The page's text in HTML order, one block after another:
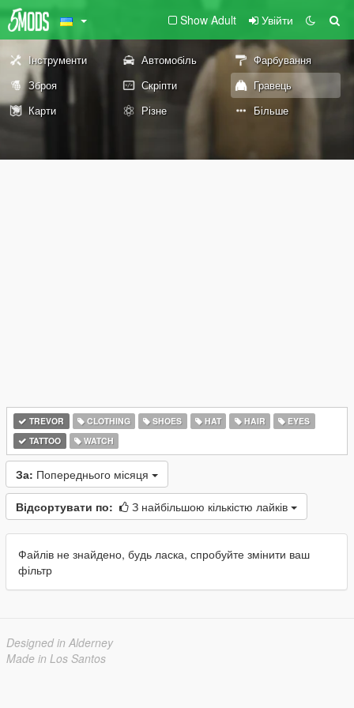
Show Adult Увійти
Інструменти Автомобіль
Фарбування
Зброя
Скріпти
Гравець
Карти
Різне Більше
TREVOR CLOTHING SHOES HAT HAIR
EYES
TATTOO
WATCH
За: Попереднього місяця
Відсортувати по: З найбільшою кількістю лайків
Файлів не знайдено, будь ласка, спробуйте змінити ваш
фільтр
Designed in Alderney
Made in Los Santos